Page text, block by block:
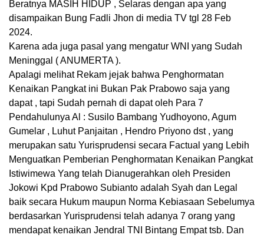
Beratnya MASIH HIDUP , Selaras dengan apa yang
disampaikan Bung Fadli Jhon di media TV tgl 28 Feb
2024.
Karena ada juga pasal yang mengatur WNI yang Sudah
Meninggal ( ANUMERTA ).
Apalagi melihat Rekam jejak bahwa Penghormatan
Kenaikan Pangkat ini Bukan Pak Prabowo saja yang
dapat , tapi Sudah pernah di dapat oleh Para 7
Pendahulunya Al : Susilo Bambang Yudhoyono, Agum
Gumelar , Luhut Panjaitan , Hendro Priyono dst , yang
merupakan satu Yurisprudensi secara Factual yang Lebih
Menguatkan Pemberian Penghormatan Kenaikan Pangkat
Istiwimewa Yang telah Dianugerahkan oleh Presiden
Jokowi Kpd Prabowo Subianto adalah Syah dan Legal
baik secara Hukum maupun Norma Kebiasaan Sebelumya
berdasarkan Yurisprudensi telah adanya 7 orang yang
mendapat kenaikan Jendral TNI Bintang Empat tsb. Dan